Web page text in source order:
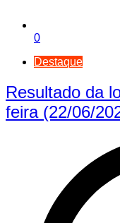
0
Destaque
Resultado da
feira (22/06/